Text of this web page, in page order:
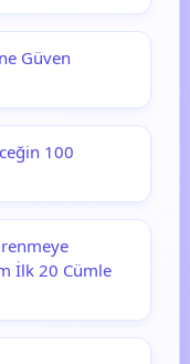
Güven
100
İlk 20 Cümle